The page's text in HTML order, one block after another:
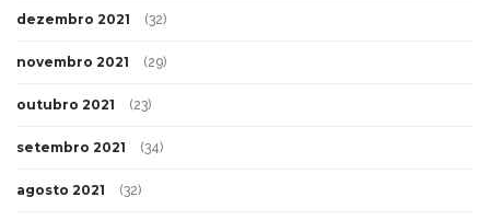
dezembro 2021 (32)
novembro 2021 (29)
outubro 2021 (23)
setembro 2021 (34)
agosto 2021 (32)